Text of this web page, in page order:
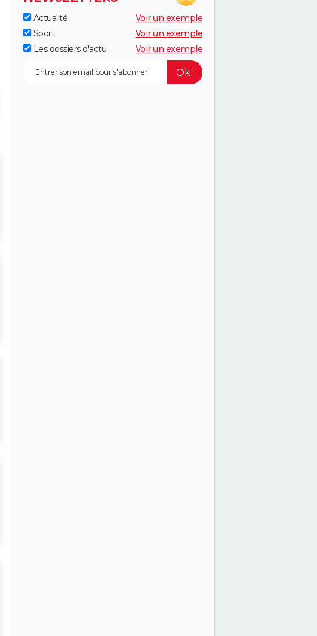
Actualité
Voir un exemple
Sport
Voir un exemple
Les dossiers d'actu
Voir un exemple